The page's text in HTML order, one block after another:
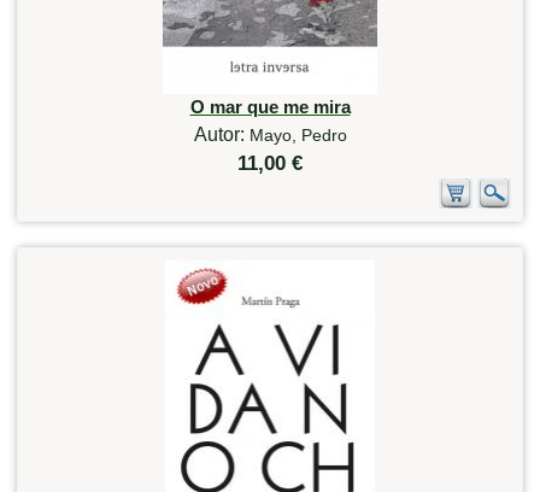
O mar que me mira
Autor: Mayo, Pedro
11,00 €